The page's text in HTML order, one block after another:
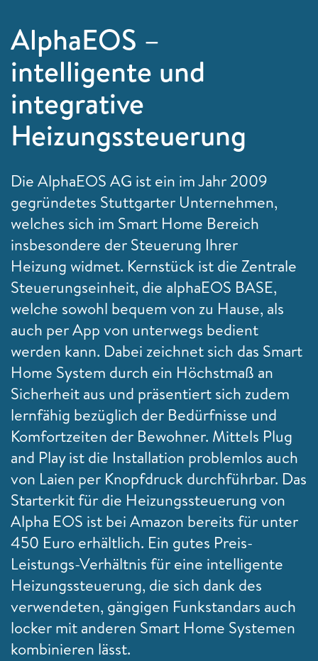
AlphaEOS –
intelligente und
integrative
Heizungssteuerung
Die AlphaEOS AG ist ein im Jahr 2009
gegründetes Stuttgarter Unternehmen,
welches sich im Smart Home Bereich
insbesondere der Steuerung Ihrer
Heizung widmet. Kernstück ist die Zentrale
Steuerungseinheit, die alphaEOS BASE,
welche sowohl bequem von zu Hause, als
auch per App von unterwegs bedient
werden kann. Dabei zeichnet sich das Smart
Home System durch ein Höchstmaß an
Sicherheit aus und präsentiert sich zudem
lernfähig bezüglich der Bedürfnisse und
Komfortzeiten der Bewohner. Mittels Plug
and Play ist die Installation problemlos auch
von Laien per Knopfdruck durchführbar. Das
Starterkit für die Heizungssteuerung von
Alpha EOS ist bei Amazon bereits für unter
450 Euro erhältlich. Ein gutes Preis-
Leistungs-Verhältnis für eine intelligente
Heizungssteuerung, die sich dank des
verwendeten, gängigen Funkstandars auch
locker mit anderen Smart Home Systemen
kombinieren lässt.